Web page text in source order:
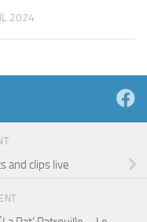
2024
and clips live